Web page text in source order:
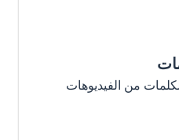
من الفيديوهات